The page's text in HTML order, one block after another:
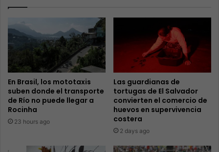
En Brasil, los mototaxis
suben donde el transporte
de Río no puede llegar a
Rocinha
23 hours ago
Las guardianas de
tortugas de El Salvador
convierten el comercio de
huevos en supervivencia
costera
2 days ago